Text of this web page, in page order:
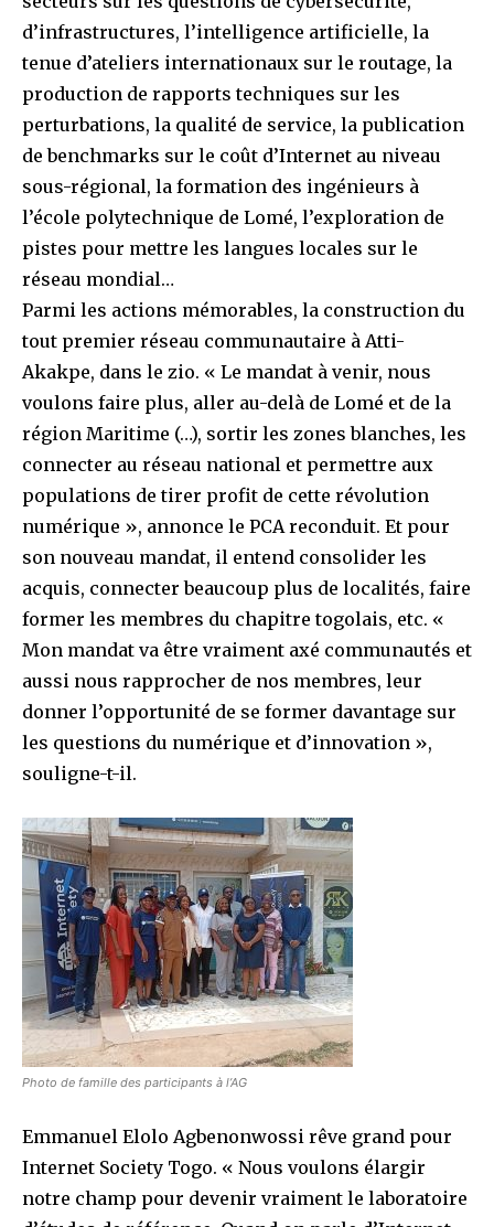
d’infrastructures, l’intelligence artificielle, la
tenue d’ateliers internationaux sur le routage, la
production de rapports techniques sur les
perturbations, la qualité de service, la publication
de benchmarks sur le coût d’Internet au niveau
sous-régional, la formation des ingénieurs à
l’école polytechnique de Lomé, l’exploration de
pistes pour mettre les langues locales sur le
réseau mondial…
Parmi les actions mémorables, la construction du
tout premier réseau communautaire à Atti-
Akakpe, dans le zio. « Le mandat à venir, nous
voulons faire plus, aller au-delà de Lomé et de la
région Maritime (…), sortir les zones blanches, les
connecter au réseau national et permettre aux
populations de tirer profit de cette révolution
numérique », annonce le PCA reconduit. Et pour
son nouveau mandat, il entend consolider les
acquis, connecter beaucoup plus de localités, faire
former les membres du chapitre togolais, etc. «
Mon mandat va être vraiment axé communautés et
aussi nous rapprocher de nos membres, leur
donner l’opportunité de se former davantage sur
les questions du numérique et d’innovation »,
souligne-t-il.
Photo de famille des participants à l’AG
Emmanuel Elolo Agbenonwossi rêve grand pour
Internet Society Togo. « Nous voulons élargir
notre champ pour devenir vraiment le laboratoire